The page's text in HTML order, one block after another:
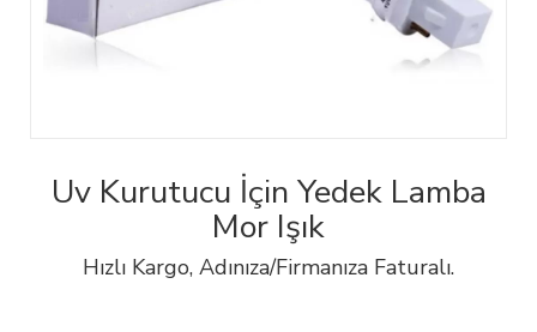
Uv Kurutucu İçin Yedek Lamba
Mor Işık
Hızlı Kargo, Adınıza/Firmanıza Faturalı.